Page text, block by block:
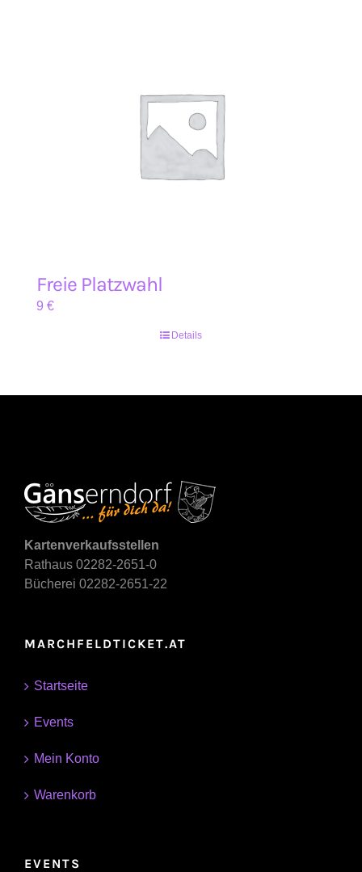
Freie Platzwahl
9 €
Details
Kartenverkaufsstellen
Rathaus 02282-2651-0
Bücherei 02282-2651-22
MARCHFELDTICKET.AT
Startseite
Events
Mein Konto
Warenkorb
EVENTS